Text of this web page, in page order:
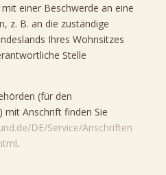
einer Beschwerde an eine
z. B. an die zuständige
Ihres Wohnsitzes
Stelle
(für den
mit Anschrift finden Sie
DE/Service/Anschriften
.